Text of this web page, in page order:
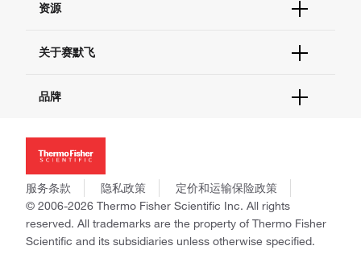
现货供应中心
联系我们 - 400 820 8982
查找文件&证书
资源
促销
社交媒体
关于赛默飞
招聘
新闻
社会责任
商标
政策和通知
品牌
Applied Biosystems
Invitrogen
Gibco
Ion Torrent
Unity Lab Services
Patheon
服务条款 隐私政策
定价和运输保险政策
© 2006-2026 Thermo Fisher Scientific Inc. All rights
reserved. All trademarks are the property of Thermo Fisher
Scientific and its subsidiaries unless otherwise specified.